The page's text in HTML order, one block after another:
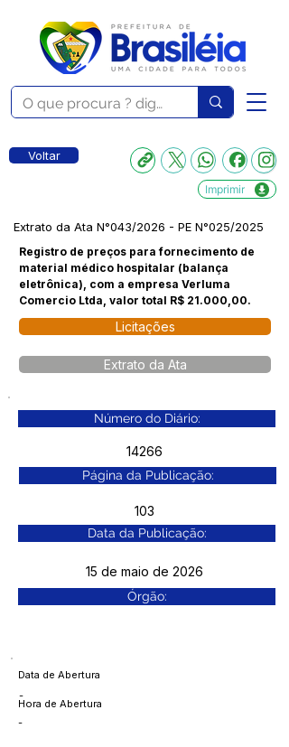
Voltar
Imprimir
Extrato da Ata N°043/2026 - PE N°025/2025
Registro de preços para fornecimento de
material médico hospitalar (balança
eletrônica), com a empresa Verluma
Comercio Ltda, valor total R$ 21.000,00.
Licitações
Extrato da Ata
Número do Diário:
14266
Página da Publicação:
103
Data da Publicação:
15 de maio de 2026
Órgão:
Data de Abertura
-
Hora de Abertura
-